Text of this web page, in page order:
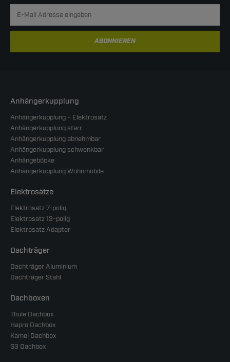
ABONNIEREN
Anhängerkupplung
Anhängerkupplung + Elektrosatz
Anhängerkupplung starr
Anhängerkupplung abnehmbar
Anhängerkupplung schwenkbar
Anhängeböcke
Anhängerkupplung Wohnmobile
Elektrosätze
Elektrosatz 7-polig
Elektrosatz 13-polig
Elektrosatz Adapter
Dachträger
Dachträger Aluminium
Dachträger Stahl
Dachboxen
Thule Dachbox
Hapro Dachbox
Kamei Dachbox
G3 Dachbox